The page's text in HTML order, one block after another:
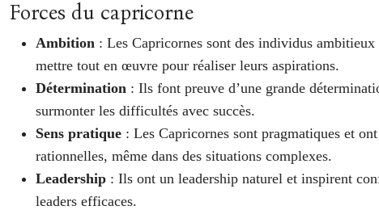
Forces du capricorne
Ambition : Les Capricornes sont des individus
mettre tout en œuvre pour réaliser leurs aspirations.
Détermination : Ils font preuve d’une grande
surmonter les difficultés avec succès.
Sens pratique : Les Capricornes sont pragmatiques et
rationnelles, même dans des situations complexes.
Leadership : Ils ont un leadership naturel et inspirent
leaders efficaces.